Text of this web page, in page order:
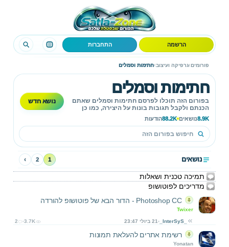
הרשמה התחברות
פורומים›גרפיקה ועיצוב›חתימות וסמלים
חתימות וסמלים
בפורום הזה תוכלו לפרסם חתימות וסמלים שאתם
הכנתם ולקבל תגובות בונות על היצירה, כמו כן
להשתתף באתגרים ותחרויות שונות!
8.9Kנושאים 88.2Kהודעות
נושא חדש
נושאים 1
2
›
תמיכה טכנית ושאלות
מדריכים לפוטושופ
Photoshop CC - הדור הבא של פוטושופ להורדה
Twixer
_InterSyS_ 21 ביולי 23:47 2 3.7K
רשימת אתרים להעלאת תמונות
Yonatan